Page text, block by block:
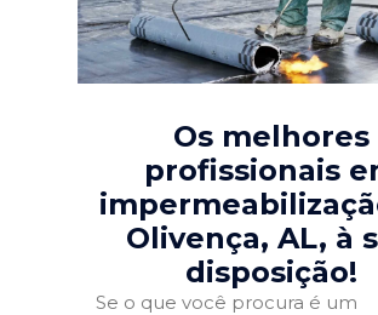
Os melhores
profissionais
Olivença, AL, à
disposição!
Se o que você procura é um